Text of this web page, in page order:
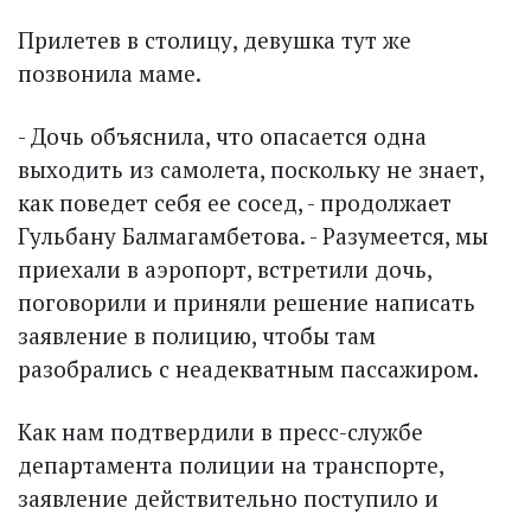
Прилетев в столицу, девушка тут же
позвонила маме.
- Дочь объяснила, что опасается одна
выходить из самолета, поскольку не знает,
как поведет себя ее сосед, - продолжает
Гульбану Балмагамбетова. - Разу­меется, мы
приехали в аэропорт, встретили дочь,
поговорили и приняли решение написать
заявление в полицию, чтобы там
разобрались с неадекватным пассажиром.
Как нам подтвердили в пресс-службе
департамента полиции на транспорте,
заявление действительно поступило и